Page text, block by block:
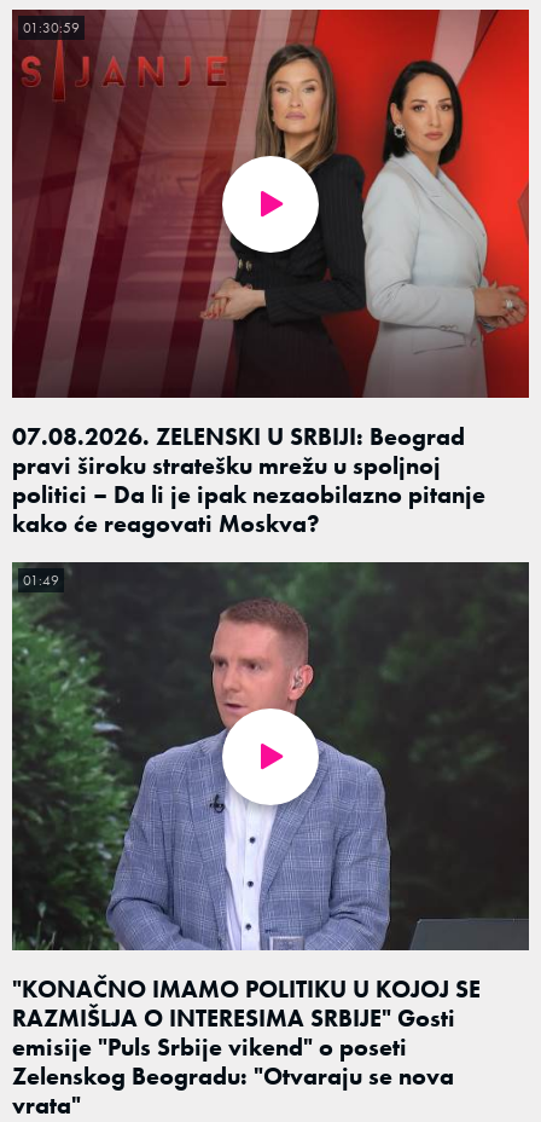
07.08.2026. ZELENSKI U SRBIJI: Beograd
pravi široku stratešku mrežu u spoljnoj
politici – Da li je ipak nezaobilazno pitanje
kako će reagovati Moskva?
01:30:59
"KONAČNO IMAMO POLITIKU U KOJOJ SE
RAZMIŠLJA O INTERESIMA SRBIJE" Gosti
emisije "Puls Srbije vikend" o poseti
Zelenskog Beogradu: "Otvaraju se nova
vrata"
01:49